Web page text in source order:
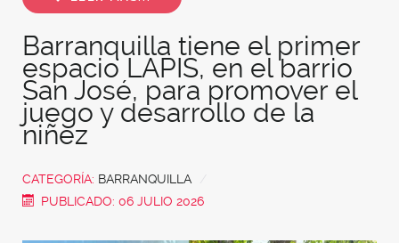
Barranquilla tiene el primer
espacio LAPIS, en el barrio
San José, para promover el
juego y desarrollo de la
niñez
CATEGORÍA: BARRANQUILLA
PUBLICADO: 06 JULIO 2026